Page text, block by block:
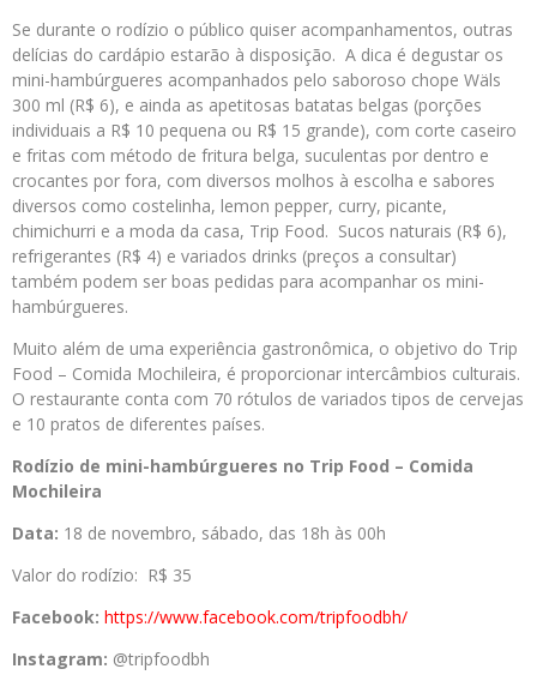
Se durante o rodízio o público quiser acompanhamentos, outras
delícias do cardápio estarão à disposição. A dica é degustar os
mini-hambúrgueres acompanhados pelo saboroso chope Wäls
300 ml (R$ 6), e ainda as apetitosas batatas belgas (porções
individuais a R$ 10 pequena ou R$ 15 grande), com corte caseiro
e fritas com método de fritura belga, suculentas por dentro e
crocantes por fora, com diversos molhos à escolha e sabores
diversos como costelinha, lemon pepper, curry, picante,
chimichurri e a moda da casa, Trip Food. Sucos naturais (R$ 6),
refrigerantes (R$ 4) e variados drinks (preços a consultar)
também podem ser boas pedidas para acompanhar os mini-
hambúrgueres.
Muito além de uma experiência gastronômica, o objetivo do Trip
Food – Comida Mochileira, é proporcionar intercâmbios culturais.
O restaurante conta com 70 rótulos de variados tipos de cervejas
e 10 pratos de diferentes países.
Rodízio de mini-hambúrgueres no Trip Food – Comida
Mochileira
Data: 18 de novembro, sábado, das 18h às 00h
Valor do rodízio: R$ 35
Facebook: https://www.facebook.com/tripfoodbh/
Instagram: @tripfoodbh